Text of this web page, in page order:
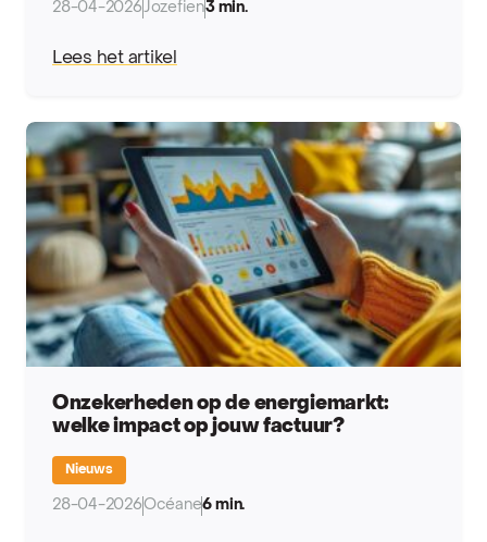
28-04-2026Jozefien3 min.
Lees het artikel
Onzekerheden op de energiemarkt:
welke impact op jouw factuur?
Nieuws
28-04-2026Océane6 min.